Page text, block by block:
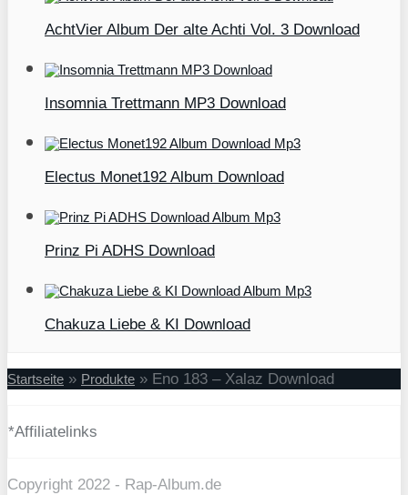
AchtVier Album Der alte Achti Vol. 3 Download
Insomnia Trettmann MP3 Download
Electus Monet192 Album Download
Prinz Pi ADHS Download
Chakuza Liebe & KI Download
Startseite » Produkte » Eno 183 – Xalaz Download
*Affiliatelinks
Copyright 2022 - Rap-Album.de